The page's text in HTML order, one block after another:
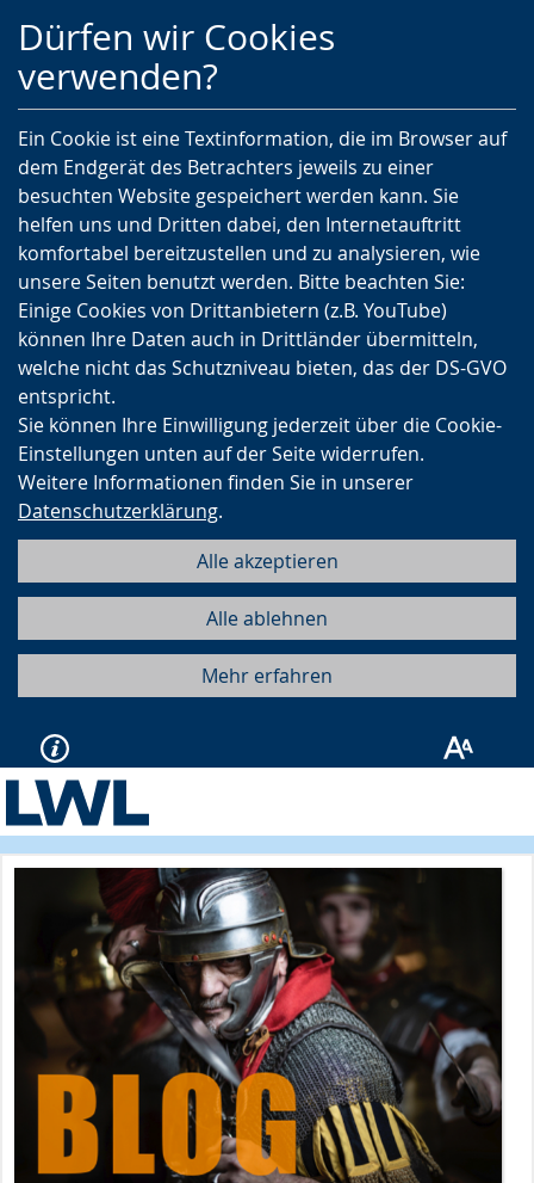
Zur
Zur
Zum
Dürfen wir Cookies
verwenden?
Ein Cookie ist eine Textinformation, die im Browser auf
dem Endgerät des Betrachters jeweils zu einer
besuchten Website gespeichert werden kann. Sie
helfen uns und Dritten dabei, den Internetauftritt
komfortabel bereitzustellen und zu analysieren, wie
unsere Seiten benutzt werden. Bitte beachten Sie:
Einige Cookies von Drittanbietern (z.B. YouTube)
können Ihre Daten auch in Drittländer übermitteln,
welche nicht das Schutzniveau bieten, das der DS-GVO
entspricht.
Sie können Ihre Einwilligung jederzeit über die Cookie-
Einstellungen unten auf der Seite widerrufen.
Weitere Informationen finden Sie in unserer
Datenschutzerklärung.
Alle akzeptieren
Alle ablehnen
Mehr erfahren